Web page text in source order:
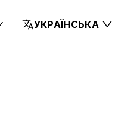
УКРАЇНСЬКА